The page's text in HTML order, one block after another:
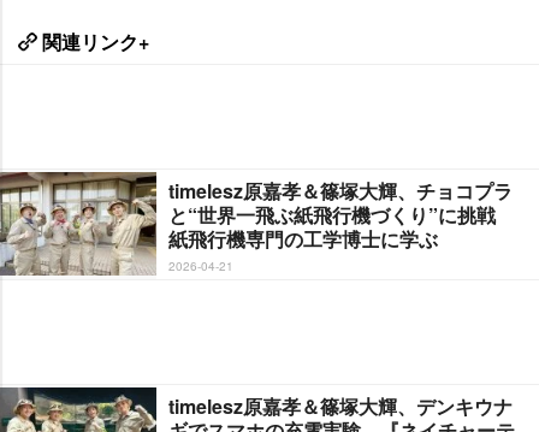
関連リンク+
timelesz原嘉孝＆篠塚大輝、チョコプラ
と“世界一飛ぶ紙飛行機づくり”に挑戦
紙飛行機専門の工学博士に学ぶ
2026-04-21
timelesz原嘉孝＆篠塚大輝、デンキウナ